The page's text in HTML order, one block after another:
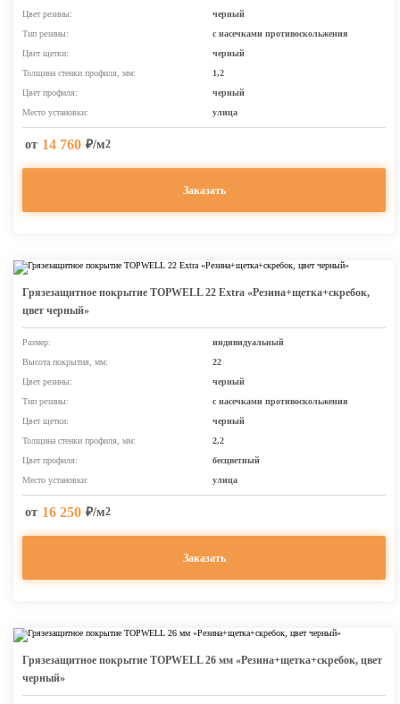
Цвет резины:
черный
Тип резины:
с насечками противоскольжения
Цвет щетки:
черный
Толщина стенки профиля, мм:
1,2
Цвет профиля:
черный
Место установки:
улица
от 14 760 ₽/м2
Заказать
Грязезащитное покрытие TOPWELL 22 Extra «Резина+щетка+скребок,
цвет черный»
Размер:
индивидуальный
Высота покрытия, мм:
22
Цвет резины:
черный
Тип резины:
с насечками противоскольжения
Цвет щетки:
черный
Толщина стенки профиля, мм:
2,2
Цвет профиля:
бесцветный
Место установки:
улица
от 16 250 ₽/м2
Заказать
Грязезащитное покрытие TOPWELL 26 мм «Резина+щетка+скребок, цвет
черный»